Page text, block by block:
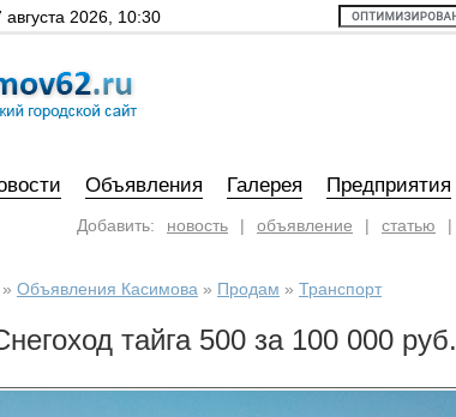
августа 2026, 10:30
Объявления Галерея Предприятия
Добавить: новость | объявление | статью |
» Объявления Касимова » Продам » Транспорт
тайга 500 за 100 000 руб.